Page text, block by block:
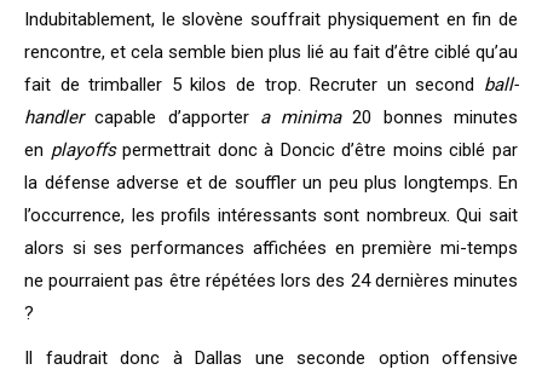
Indubitablement, le slovène souffrait physiquement en fin de
rencontre, et cela semble bien plus lié au fait d’être ciblé qu’au
fait de trimballer 5 kilos de trop. Recruter un second ball-
handlercapable d’apporter a minima20 bonnes minutes
en playoffspermettrait donc à Doncic d’être moins ciblé par
la défense adverse et de souffler un peu plus longtemps. En
l’occurrence, les profils intéressants sont nombreux. Qui sait
alors si ses performances affichées en première mi-temps
ne pourraient pas être répétées lors des 24 dernières minutes
?
Il faudrait donc à Dallas une seconde option offensive